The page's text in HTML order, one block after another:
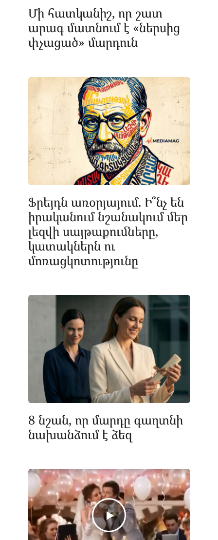
Մի հատկանիշ, որ շատ
արագ մատնում է «ներսից
փչացած» մարդուն
Ֆրեյդն առօրյայում. Ի՞նչ են
իրականում նշանակում մեր
լեզվի սայթաքումները,
կատակներն ու
մոռացկոտությունը
8 նշան, որ մարդը գաղտնի
նախանձում է ձեզ